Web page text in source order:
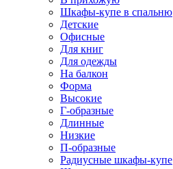
Шкафы-купе в спальню
Детские
Офисные
Для книг
Для одежды
На балкон
Форма
Высокие
Г-образные
Длинные
Низкие
П-образные
Радиусные шкафы-купе